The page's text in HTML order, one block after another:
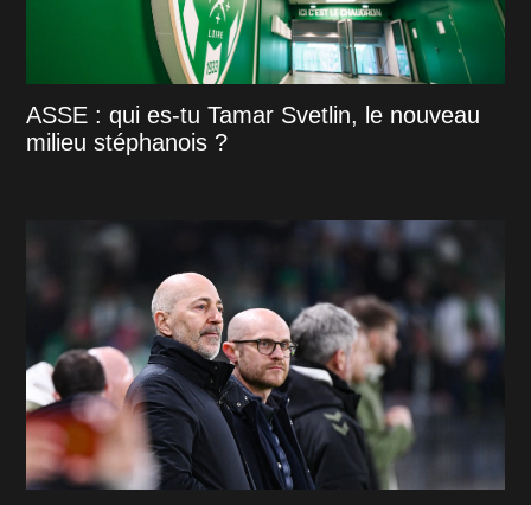
ASSE : qui es-tu Tamar Svetlin, le nouveau
milieu stéphanois ?